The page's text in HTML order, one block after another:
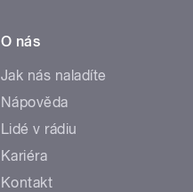
O nás
Jak nás naladíte
Nápověda
Lidé v rádiu
Kariéra
Kontakt